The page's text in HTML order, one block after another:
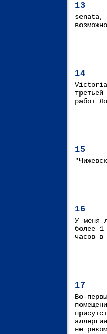
13
senata,
14
работ
15
16
У меня
более
часов в
17
Во-
не